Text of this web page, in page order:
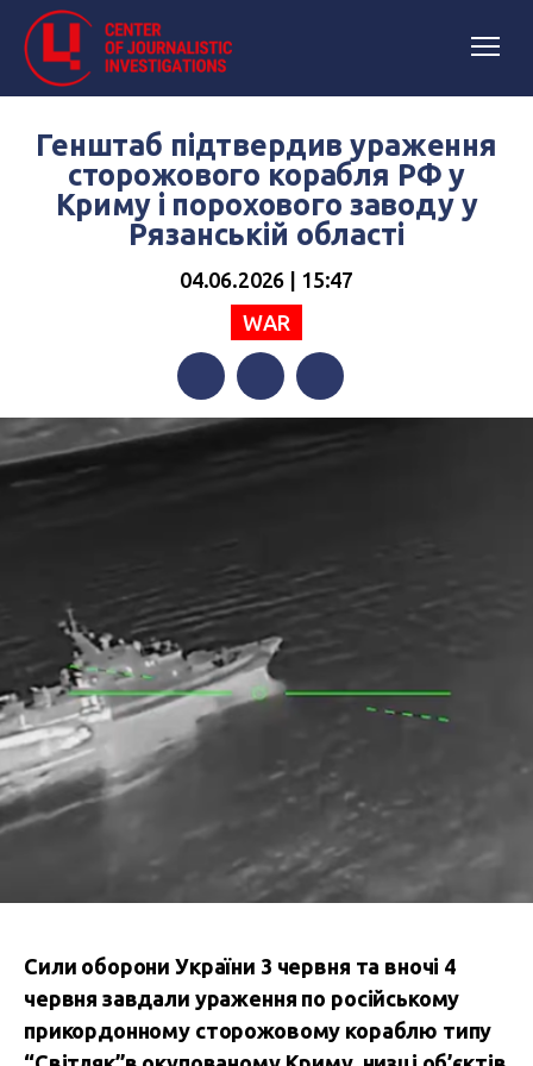
Генштаб підтвердив ураження
сторожового корабля РФ у
Криму і порохового заводу у
Рязанській області
04.06.2026 | 15:47
WAR
FacebookTwitterTelegram
Сили оборони України 3 червня та вночі 4
червня завдали ураження по російському
прикордонному сторожовому кораблю типу